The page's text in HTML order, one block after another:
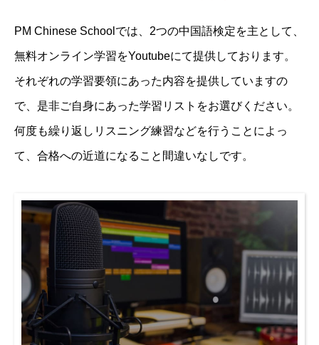
PM Chinese Schoolでは、2つの中国語検定を主として、
無料オンライン学習をYoutubeにて提供しております。
それぞれの学習要領にあった内容を提供していますの
で、是非ご自身にあった学習リストをお選びください。
何度も繰り返しリスニング練習などを行うことによっ
て、合格への近道になること間違いなしです。